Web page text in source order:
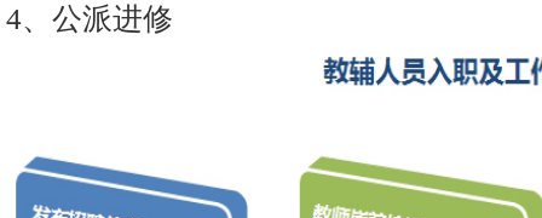
4、公派进修